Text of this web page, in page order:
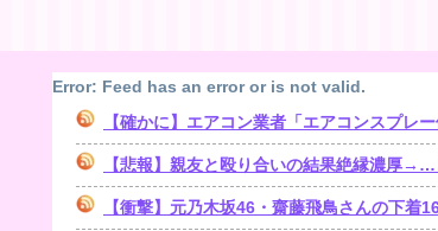
Error: Feed has an error or is not valid.
【確かに】エアコン業者「エアコンスプレー使っ
【悲報】親友と殴り合いの結果絶縁濃厚→…
【衝撃】元乃木坂46・齋藤飛鳥さんの下着